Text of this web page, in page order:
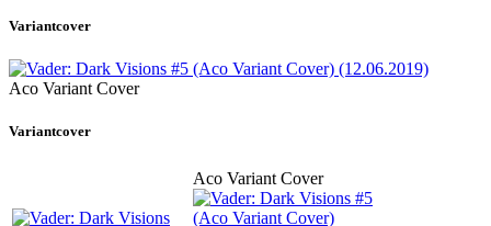
Variantcover
Aco Variant Cover
Variantcover
Aco Variant Cover